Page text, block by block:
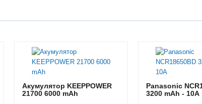
Акумулятор KEEPPOWER
21700 6000 mAh
Panasonic
3200 mAh - 10А